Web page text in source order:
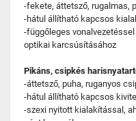
-fekete, áttetsző, rugalmas,
-hátul állítható kapcsos
-függőleges
optikai karcsúsításához
Pikáns, csipkés
-áttetsző, puha, ruganyos
-hátul állítható kapcsos
-szexi nyitott kialakítással,